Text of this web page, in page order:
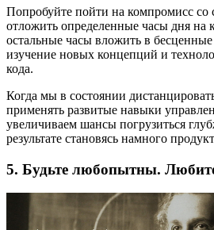
Попробуйте пойти на компромисс
отложить определенные часы дня на
остальные часы вложить в
изучение новых концепций и
кода.
Когда мы в состоянии
применять развитые навыки
увеличиваем шансы погрузиться
результате становясь намного
5. Будьте любопытны.